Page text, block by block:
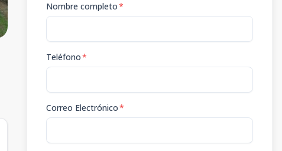
Nombre completo*
Teléfono*
Correo Electrónico*